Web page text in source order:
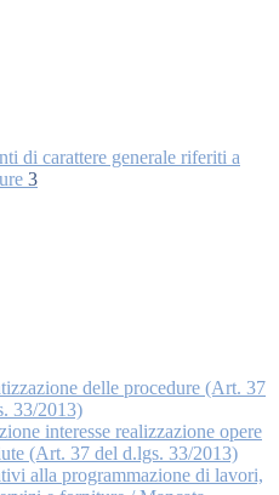
di carattere generale riferiti a
3
delle procedure (Art. 37
33/2013)
interesse realizzazione opere
(Art. 37 del d.lgs. 33/2013)
alla programmazione di lavori,